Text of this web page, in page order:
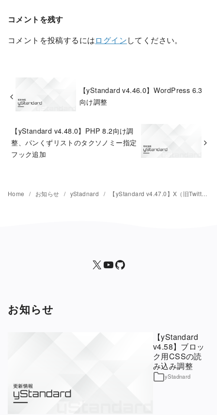
コメントを残す
コメントを投稿するにはログインしてください。
【yStandard v4.46.0】WordPress 6.3
向け調整
【yStandard v4.48.0】PHP 8.2向け調
整、パンくずリストのタクソノミー指定
フック追加
Home お知らせ yStadnard 【yStandard v4.47.0】X（旧Twitter）関連の設定追加
X yStandard 公式YouTubeチャンネルyStandard
お知らせ
【yStandard
v4.58】ブロッ
ク用CSSの読
み込み調整
yStadnard